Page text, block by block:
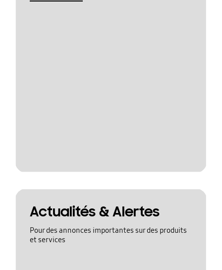
Actualités & Alertes
Pour des annonces importantes sur des produits
et services